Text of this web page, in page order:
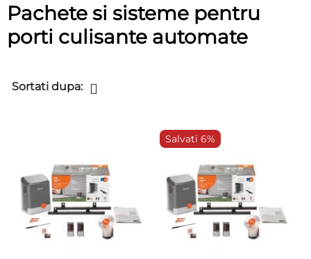
Pachete si sisteme pentru
porti culisante automate
Sortati dupa:
Salvati 6%